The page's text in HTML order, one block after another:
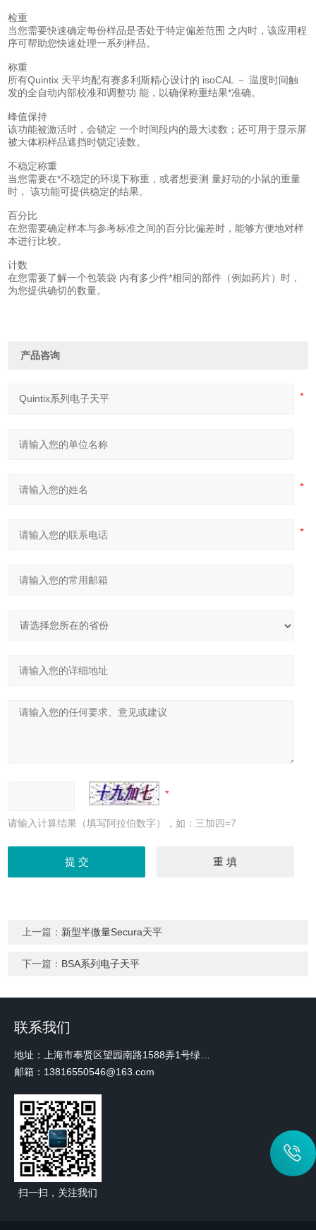
检重
当您需要快速确定每份样品是否处于特定偏差范围 之内时，该应用程
序可帮助您快速处理一系列样品。
称重
所有Quintix 天平均配有赛多利斯精心设计的 isoCAL － 温度时间触
发的全自动内部校准和调整功 能，以确保称重结果*准确。
峰值保持
该功能被激活时，会锁定 一个时间段内的最大读数；还可用于显示屏
被大体积样品遮挡时锁定读数。
不稳定称重
当您需要在*不稳定的环境下称重，或者想要测 量好动的小鼠的重量
时， 该功能可提供稳定的结果。
百分比
在您需要确定样本与参考标准之间的百分比偏差时，能够方便地对样
本进行比较。
计数
在您需要了解一个包装袋 内有多少件*相同的部件（例如药片）时，
为您提供确切的数量。
产品咨询
请输入计算结果（填写阿拉伯数字），如：三加四=7
上一篇： 新型半微量Secura天平
下一篇： BSA系列电子天平
联系我们
邮箱：13816550546@163.com
扫一扫，关注我们